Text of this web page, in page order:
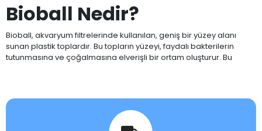
Bioball Nedir?
Bioball, akvaryum filtrelerinde kullanılan, geniş bir yüzey alanı
sunan plastik toplardır. Bu topların yüzeyi, faydalı bakterilerin
tutunmasına ve çoğalmasına elverişli bir ortam oluşturur. Bu
Bioball'un Çalışma